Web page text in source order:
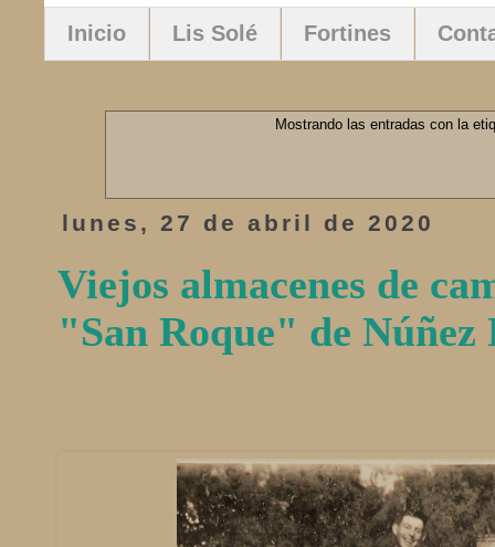
Inicio Lis Solé Fortines
Mostrando las entradas con la
lunes, 27 de abril de 2020
Viejos almacenes de
"San Roque" de Núñez